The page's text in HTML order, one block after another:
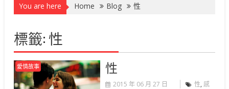
You are here Home Blog 性
標籤:性
愛情故事 性
2015 年 06 月 27 日 性,感